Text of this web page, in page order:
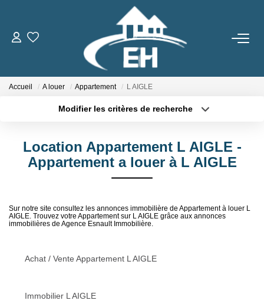
ACHETER
ESTIMER
NOTRE AGENCE
Notre Équipe
Accueil A louer Appartement L AIGLE
Modifier les critères de recherche
Type de bien
Budget max Plus de critères
Location Appartement L AIGLE -
Appartement a louer à L AIGLE
Sur notre site consultez les annonces immobilière de Appartement à louer L
AIGLE. Trouvez votre Appartement sur L AIGLE grâce aux annonces
immobilières de Agence Esnault Immobilière.
Achat / Vente Appartement L AIGLE
Immobilier L AIGLE